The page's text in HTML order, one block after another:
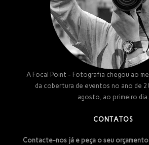
A Focal Point - Fotografia chegou ao
da cobertura de eventos no ano de
agosto, ao primeiro dia.
CONTATOS
Contacte-nos já e peça o seu orçamento